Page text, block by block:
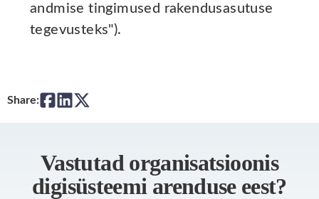
andmise tingimused rakendusasutuse
tegevusteks").
Share:
Vastutad organisatsioonis
digisüsteemi arenduse eest?